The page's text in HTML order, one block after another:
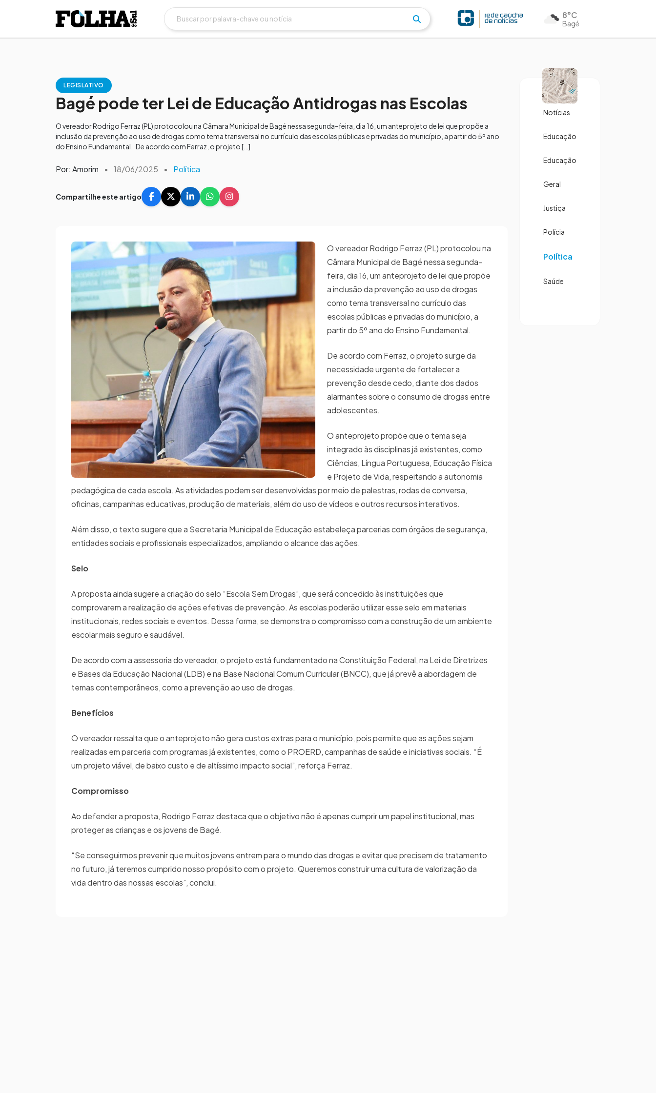
8°C
Bagé
LEGISLATIVO
Bagé pode ter Lei de Educação Antidrogas nas Escolas
O vereador Rodrigo Ferraz (PL) protocolou na Câmara Municipal de Bagé nessa segunda-feira, dia 16, um anteprojeto de lei que propõe a
inclusão da prevenção ao uso de drogas como tema transversal no currículo das escolas públicas e privadas do município, a partir do 5º ano
do Ensino Fundamental. De acordo com Ferraz, o projeto […]
Por: Amorim • 18/06/2025 • Política
Compartilhe este artigo
O vereador Rodrigo Ferraz (PL) protocolou na
Câmara Municipal de Bagé nessa segunda-
feira, dia 16, um anteprojeto de lei que propõe
a inclusão da prevenção ao uso de drogas
como tema transversal no currículo das
escolas públicas e privadas do município, a
partir do 5º ano do Ensino Fundamental.
De acordo com Ferraz, o projeto surge da
necessidade urgente de fortalecer a
prevenção desde cedo, diante dos dados
alarmantes sobre o consumo de drogas entre
adolescentes.
O anteprojeto propõe que o tema seja
integrado às disciplinas já existentes, como
Ciências, Língua Portuguesa, Educação Física
e Projeto de Vida, respeitando a autonomia
pedagógica de cada escola. As atividades podem ser desenvolvidas por meio de palestras, rodas de conversa,
oficinas, campanhas educativas, produção de materiais, além do uso de vídeos e outros recursos interativos.
Além disso, o texto sugere que a Secretaria Municipal de Educação estabeleça parcerias com órgãos de segurança,
entidades sociais e profissionais especializados, ampliando o alcance das ações.
Selo
A proposta ainda sugere a criação do selo “Escola Sem Drogas”, que será concedido às instituições que
comprovarem a realização de ações efetivas de prevenção. As escolas poderão utilizar esse selo em materiais
institucionais, redes sociais e eventos. Dessa forma, se demonstra o compromisso com a construção de um ambiente
escolar mais seguro e saudável.
De acordo com a assessoria do vereador, o projeto está fundamentado na Constituição Federal, na Lei de Diretrizes
e Bases da Educação Nacional (LDB) e na Base Nacional Comum Curricular (BNCC), que já prevê a abordagem de
temas contemporâneos, como a prevenção ao uso de drogas.
Benefícios
O vereador ressalta que o anteprojeto não gera custos extras para o município, pois permite que as ações sejam
realizadas em parceria com programas já existentes, como o PROERD, campanhas de saúde e iniciativas sociais. “É
um projeto viável, de baixo custo e de altíssimo impacto social”, reforça Ferraz.
Compromisso
Ao defender a proposta, Rodrigo Ferraz destaca que o objetivo não é apenas cumprir um papel institucional, mas
proteger as crianças e os jovens de Bagé.
“Se conseguirmos prevenir que muitos jovens entrem para o mundo das drogas e evitar que precisem de tratamento
no futuro, já teremos cumprido nosso propósito com o projeto. Queremos construir uma cultura de valorização da
vida dentro das nossas escolas”, conclui.
Notícias
Educação
Educação
Geral
Justiça
Polícia
Política
Saúde